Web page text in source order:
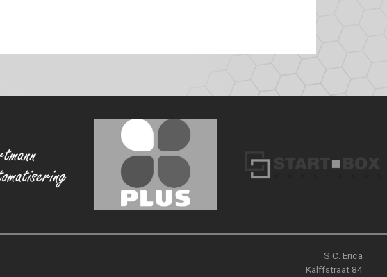
S.C. Erica
Kalffstraat 84